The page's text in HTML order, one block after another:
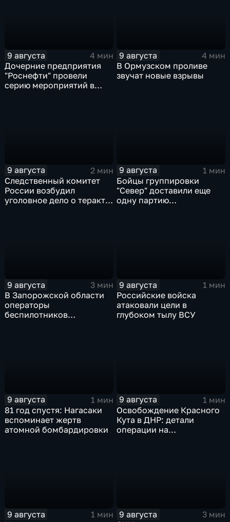
9 августа
4 мин
Дочерние предприятия
"Роснефти" провели
серию мероприятий в
9 августа
4 мин
В Ормузском проливе
звучат новые взрывы
9 августа
2 мин
Следственный комитет
России возбудил
уголовное дело о теракте
9 августа
1 мин
Бойцы группировки
"Север" доставили еще
одну партию
9 августа
3 мин
В Запорожской области
операторы
беспилотников
9 августа
1 мин
Российские войска
атаковали цели в
глубоком тылу ВСУ
9 августа
1 мин
81 год спустя: Нагасаки
вспоминает жертв
атомной бомбардировки
9 августа
1 мин
Освобождение Красного
Кута в ДНР: детали
операции на
9 августа
1 мин
9 августа
3 мин